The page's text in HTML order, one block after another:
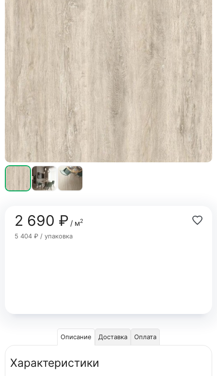
2 690 ₽/ м2
5 404 ₽ / упаковка
Описание Доставка Оплата
Характеристики